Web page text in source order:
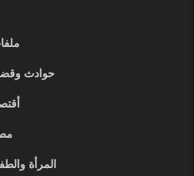
ملفات
حوادث وقضايا
أقتصاد
مصر
المرأة والطفل